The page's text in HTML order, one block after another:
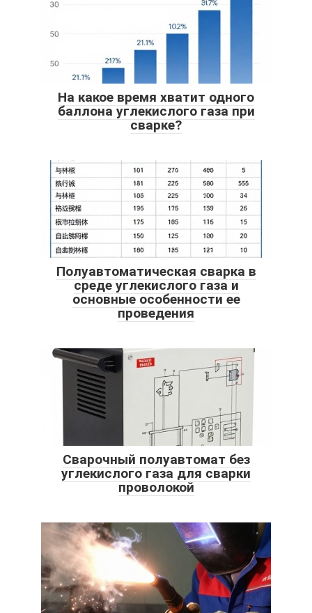
На какое время хватит одного
баллона углекислого газа при
сварке?
Полуавтоматическая сварка в
среде углекислого газа и
основные особенности ее
проведения
Сварочный полуавтомат без
углекислого газа для сварки
проволокой